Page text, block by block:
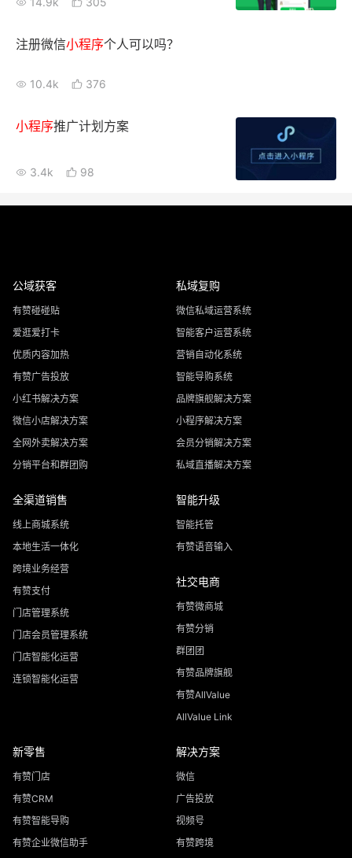
注册微信小程序个人可以吗？
10.4k 376
小程序推广计划方案
3.4k 98
公域获客
有赞碰碰贴
爱逛爱打卡
优质内容加热
有赞广告投放
小红书解决方案
微信小店解决方案
全网外卖解决方案
分销平台和群团购
私域复购
微信私域运营系统
智能客户运营系统
营销自动化系统
智能导购系统
品牌旗舰解决方案
小程序解决方案
会员分销解决方案
私域直播解决方案
全渠道销售
线上商城系统
本地生活一体化
跨境业务经营
有赞支付
门店管理系统
门店会员管理系统
门店智能化运营
连锁智能化运营
智能升级
智能托管
有赞语音输入
社交电商
有赞微商城
有赞分销
群团团
有赞品牌旗舰
有赞AllValue
AllValue Link
新零售
有赞门店
有赞CRM
有赞智能导购
有赞企业微信助手
解决方案
微信
广告投放
视频号
有赞跨境